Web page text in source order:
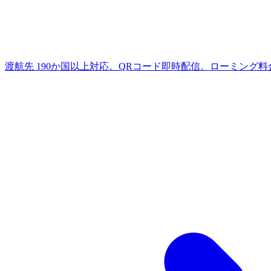
渡航先 190か国以上対応。QRコード即時配信。ローミング料